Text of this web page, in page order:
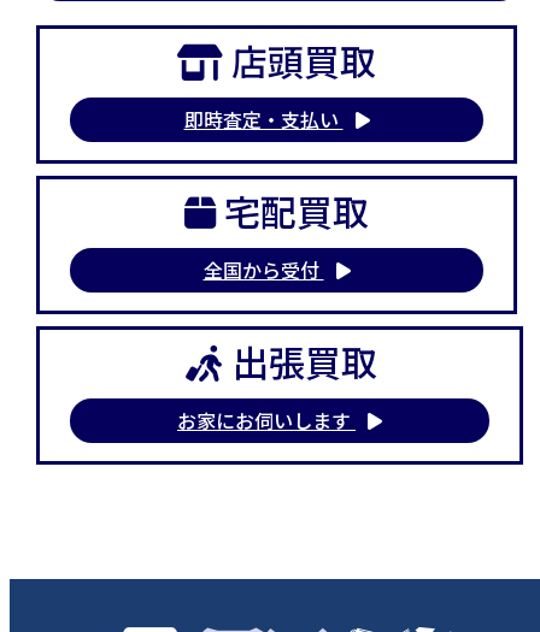
店頭買取
即時査定・支払い
宅配買取
全国から受付
出張買取
お家にお伺いします